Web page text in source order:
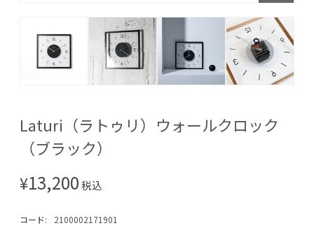
Laturi（ラトゥリ）ウォールクロック
（ブラック）
¥13,200税込
コード: 2100002171901